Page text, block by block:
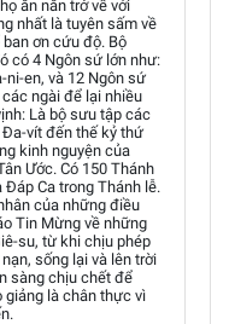
ăn năn trở về với
nhất là tuyên sấm về
ơn cứu độ. Bộ
có 4 Ngôn sứ lớn như:
ni-en, và 12 Ngôn sứ
ngài để lại nhiều
Là bộ sưu tập các
vít đến thế kỷ thứ
kinh nguyện của
Ước. Có 150 Thánh
Đáp Ca trong Thánh lễ.
của những điều
Tin Mừng về những
su, từ khi chịu phép
sống lại và lên trời
sàng chịu chết để
giảng là chân thực vì